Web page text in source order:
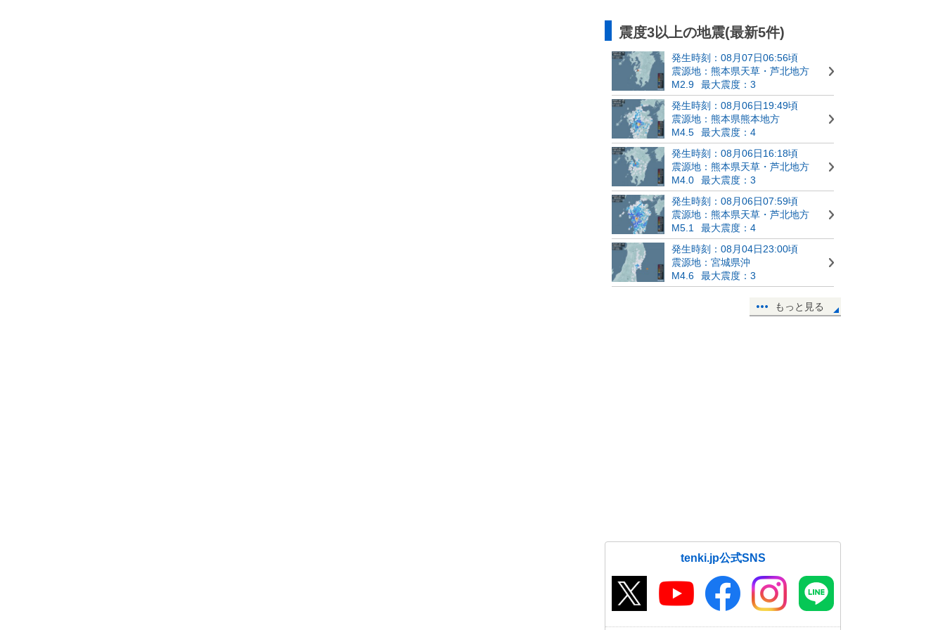
震度3以上の地震(最新5件)
発生時刻：08月07日06:56頃
震源地：熊本県天草・芦北地方
M2.9
最大震度：3
発生時刻：08月06日19:49頃
震源地：熊本県熊本地方
M4.5
最大震度：4
発生時刻：08月06日16:18頃
震源地：熊本県天草・芦北地方
M4.0
最大震度：3
発生時刻：08月06日07:59頃
震源地：熊本県天草・芦北地方
M5.1
最大震度：4
発生時刻：08月04日23:00頃
震源地：宮城県沖
M4.6
最大震度：3
もっと見る
tenki.jp公式SNS